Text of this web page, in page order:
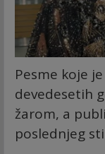
Pesme koјe
devedesetih
žarom, a
poslednjeg